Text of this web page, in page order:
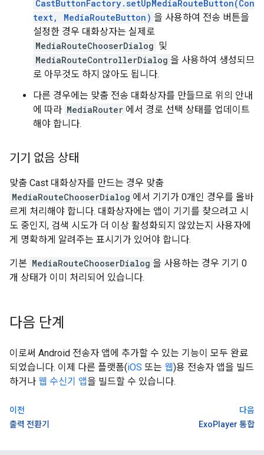
CastButtonFactory.setUpMediaRouteButton(Con
text, MediaRouteButton) 을 사용하여 전송 버튼을
설정한 경우 대화상자는 실제로
MediaRouteChooserDialog 및
MediaRouteControllerDialog 을 사용하여 생성되므
로 아무것도 하지 않아도 됩니다.
다른 경우에는 맞춤 전송 대화상자를 만들므로 위의 안내
에 따라 MediaRouter 에서 경로 선택 상태를 업데이트
해야 합니다.
기기 없음 상태
맞춤 Cast 대화상자를 만드는 경우 맞춤
MediaRouteChooserDialog 에서 기기가 0개인 경우를 올바
르게 처리해야 합니다. 대화상자에는 앱이 기기를 찾으려고 시
도 중인지, 검색 시도가 더 이상 활성화되지 않았는지 사용자에
게 명확하게 알려주는 표시기가 있어야 합니다.
기본 MediaRouteChooserDialog 을 사용하는 경우 기기 0
개 상태가 이미 처리되어 있습니다.
다음 단계
이로써 Android 전송자 앱에 추가할 수 있는 기능이 모두 완료
되었습니다. 이제 다른 플랫폼(iOS 또는 웹)용 전송자 앱을 빌드
하거나 웹 수신기 앱을 빌드할 수 있습니다.
이전
출력 전환기
다음
ExoPlayer 통합